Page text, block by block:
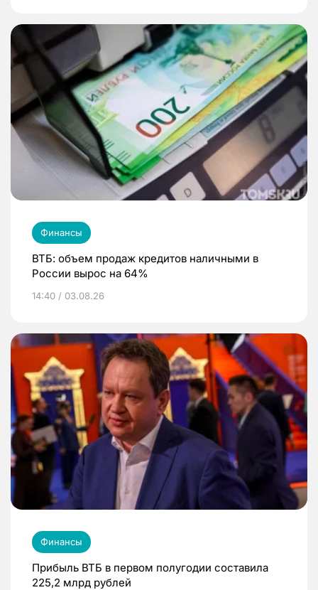
Финансы
ВТБ: объем продаж кредитов наличными в
России вырос на 64%
14:40 / 03.08.26
Финансы
Прибыль ВТБ в первом полугодии составила
225,2 млрд рублей